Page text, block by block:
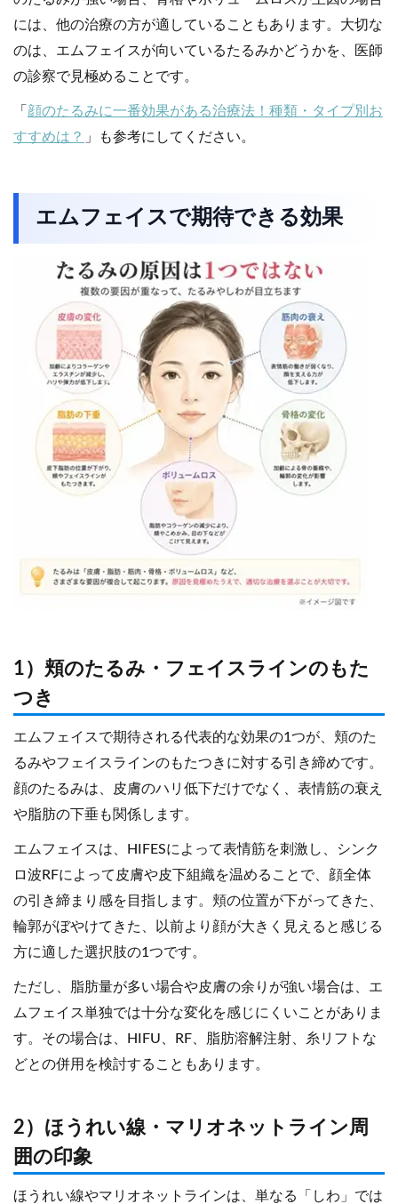
には、他の治療の方が適していることもあります。大切な
のは、エムフェイスが向いているたるみかどうかを、医師
の診察で見極めることです。
「 顔のたるみに一番効果がある治療法！種類・タイプ別お
すすめは？ 」も参考にしてください。
エムフェイスで期待できる効果
1）頬のたるみ・フェイスラインのもた
つき
エムフェイスで期待される代表的な効果の1つが、頬のた
るみやフェイスラインのもたつきに対する引き締めです。
顔のたるみは、皮膚のハリ低下だけでなく、表情筋の衰え
や脂肪の下垂も関係します。
エムフェイスは、HIFESによって表情筋を刺激し、シンク
ロ波RFによって皮膚や皮下組織を温めることで、顔全体
の引き締まり感を目指します。頬の位置が下がってきた、
輪郭がぼやけてきた、以前より顔が大きく見えると感じる
方に適した選択肢の1つです。
ただし、脂肪量が多い場合や皮膚の余りが強い場合は、エ
ムフェイス単独では十分な変化を感じにくいことがありま
す。その場合は、HIFU、RF、脂肪溶解注射、糸リフトな
どとの併用を検討することもあります。
2）ほうれい線・マリオネットライン周
囲の印象
ほうれい線やマリオネットラインは、単なる「しわ」では